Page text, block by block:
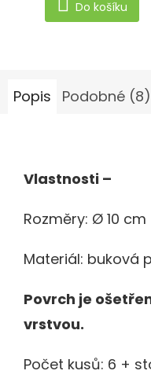
Do košíku
Popis Podobné (8)
Vlastnosti –
Rozměry: Ø 10 cm
Materiál: buková
Povrch je
vrstvou.
Počet kusů: 6 +